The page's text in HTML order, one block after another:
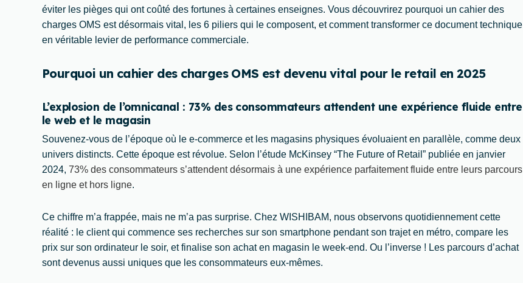
éviter les pièges qui ont coûté des fortunes à certaines enseignes. Vous découvrirez pourquoi un cahier des
charges OMS est désormais vital, les 6 piliers qui le composent, et comment transformer ce document technique
en véritable levier de performance commerciale.
Pourquoi un cahier des charges OMS est devenu vital pour le retail en 2025
L’explosion de l’omnicanal : 73% des consommateurs attendent une expérience fluide entre
le web et le magasin
Souvenez-vous de l’époque où le e-commerce et les magasins physiques évoluaient en parallèle, comme deux
univers distincts. Cette époque est révolue. Selon l’étude McKinsey “The Future of Retail” publiée en janvier
2024, 73% des consommateurs s’attendent désormais à une expérience parfaitement fluide entre leurs parcours
en ligne et hors ligne.
Ce chiffre m’a frappée, mais ne m’a pas surprise. Chez WISHIBAM, nous observons quotidiennement cette
réalité : le client qui commence ses recherches sur son smartphone pendant son trajet en métro, compare les
prix sur son ordinateur le soir, et finalise son achat en magasin le week-end. Ou l’inverse ! Les parcours d’achat
sont devenus aussi uniques que les consommateurs eux-mêmes.